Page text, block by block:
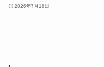
2026年7月18日